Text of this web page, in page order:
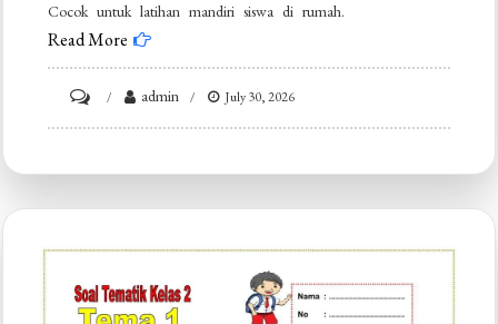
Cocok untuk latihan mandiri siswa di rumah.
Read More
7
Matematika
Kelas
2
admin July 30, 2026